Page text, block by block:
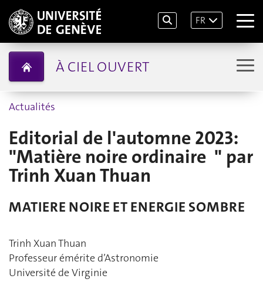
FR
À CIEL OUVERT
Actualités
Editorial de l'automne 2023:
"Matière noire ordinaire " par
Trinh Xuan Thuan
MATIERE NOIRE ET ENERGIE SOMBRE
Trinh Xuan Thuan
Professeur émérite d’Astronomie
Université de Virginie